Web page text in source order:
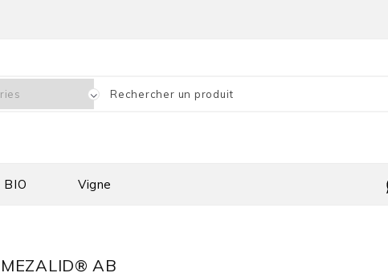
BIO Vigne
MEZALID® AB